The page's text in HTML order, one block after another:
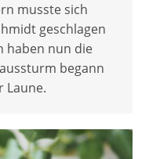
musste sich
geschlagen
haben nun die
begann
Laune.